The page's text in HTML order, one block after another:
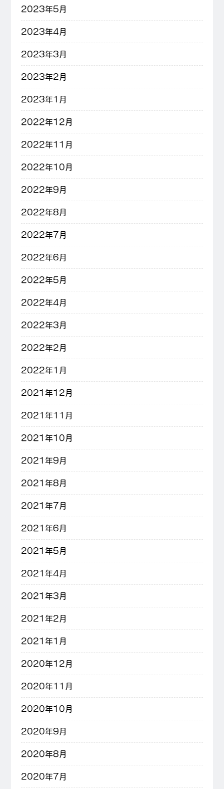
2023年5月
2023年4月
2023年3月
2023年2月
2023年1月
2022年12月
2022年11月
2022年10月
2022年9月
2022年8月
2022年7月
2022年6月
2022年5月
2022年4月
2022年3月
2022年2月
2022年1月
2021年12月
2021年11月
2021年10月
2021年9月
2021年8月
2021年7月
2021年6月
2021年5月
2021年4月
2021年3月
2021年2月
2021年1月
2020年12月
2020年11月
2020年10月
2020年9月
2020年8月
2020年7月